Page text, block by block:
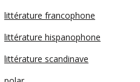
littérature francophone
littérature hispanophone
littérature scandinave